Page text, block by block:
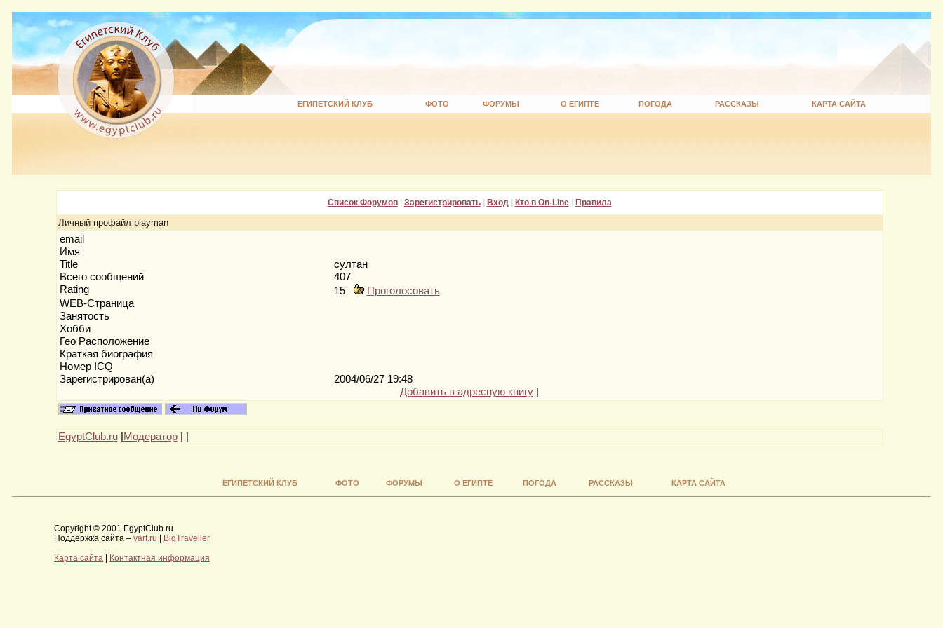
ЕГИПЕТСКИЙ КЛУБ ФОТО ФОРУМЫ О ЕГИПТЕ ПОГОДА РАССКАЗЫ КАРТА САЙТА
Список Форумов| Зарегистрировать| Вход| Кто в On-Line| Правила
Личный профайл playman
email
Имя
Title
султан
Всего сообщений
407
Rating
15
Проголосовать
WEB-Страница
Занятость
Хобби
Гео Расположение
Краткая биография
Номер ICQ
Зарегистрирован(а)
2004/06/27 19:48
Добавить в адресную книгу
EgyptClub.ru| Модератор|
ЕГИПЕТСКИЙ КЛУБ ФОТО ФОРУМЫ О ЕГИПТЕ ПОГОДА РАССКАЗЫ КАРТА САЙТА
Copyright © 2001 EgyptClub.ru
Поддержка сайта – yart.ru | BigTraveller
Карта сайта | Контактная информация